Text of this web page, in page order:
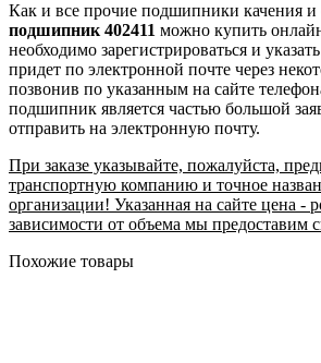
Как и все прочие подшипники качения и
подшипник 402411 можно купить
необходимо зарегистрироваться и
придет по электронной почте через
позвонив по указанным на сайте
подшипник является частью большой
отправить на электронную почту.
При заказе указывайте, пожалуйста,
транспортную компанию и точное
организации! Указанная на сайте цена -
зависимости от объема мы предоставим
Похожие товары